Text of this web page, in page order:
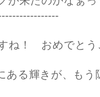
ね！ おめでとう
ある輝きが、も